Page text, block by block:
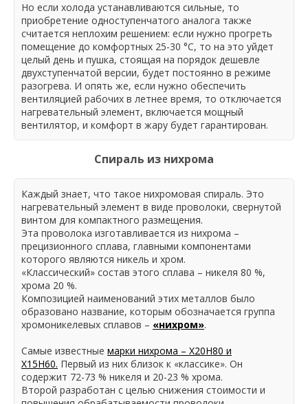
Но если холода устанавливаются сильные, то
приобретение одноступенчатого аналога также
считается неплохим решением: если нужно прогреть
помещение до комфортных 25-30 °C, то на это уйдет
целый день и пушка, стоящая на порядок дешевле
двухступенчатой версии, будет постоянно в режиме
разогрева. И опять же, если нужно обеспечить
вентиляцией рабочих в летнее время, то отключается
нагревательный элемент, включается мощный
вентилятор, и комфорт в жару будет гарантирован.
Спираль из нихрома
Каждый знает, что такое нихромовая спираль. Это
нагревательный элемент в виде проволоки, свернутой
винтом для компактного размещения.
Эта проволока изготавливается из нихрома –
прецизионного сплава, главными компонентами
которого являются никель и хром.
«Классический» состав этого сплава – никеля 80 %,
хрома 20 %.
Композицией наименований этих металлов было
образовано название, которым обозначается группа
хромоникелевых сплавов – «нихром».
Самые известные марки нихрома – Х20Н80 и
Х15Н60. Первый из них близок к «классике». Он
содержит 72-73 % никеля и 20-23 % хрома.
Второй разработан с целью снижения стоимости и